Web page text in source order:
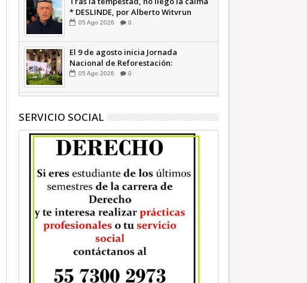
* DESLINDE, por Alberto Witvrun
OPINIÓN
05 Ago 2026 0
El 9 de agosto inicia Jornada
Nacional de Reforestación:
presidenta Sheinbaum +Video
05 Ago 2026 0
SERVICIO SOCIAL